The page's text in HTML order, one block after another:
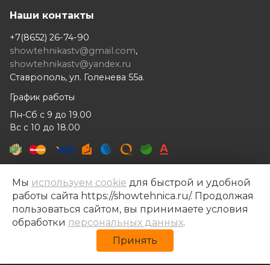
Наши контакты
+7(8652) 26-74-90
showtehnikastv@gmail.com,
showtehnikastv@yandex.ru
Ставрополь, ул. Голенева 55а.
График работы
Пн-Сб с 9 до 19.00
Вс с 10 до 18.00
Шоутехника © 2014- 2026
Разработка сайта —Рекламный контент
Политика конфиденциальности
Политика обработки персональных данных
Мы используем cookie для быстрой и удобной
работы сайта https://showtehnica.ru/. Продолжая
пользоваться сайтом, вы принимаете условия
обработки персональных данных.
Принять